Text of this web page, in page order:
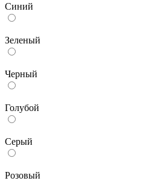
Синий
Зеленый
Черный
Голубой
Серый
Розовый